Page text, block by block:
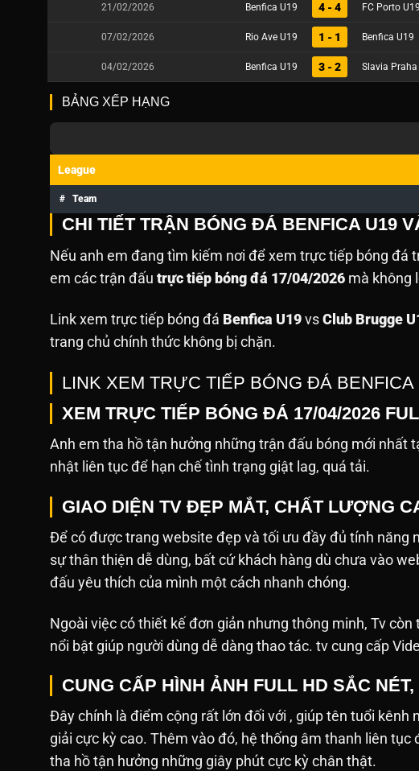
21/02/2026 Benfica U19 4 - 4 FC Porto U19
07/02/2026 Rio Ave U19 1 - 1 Benfica U19
04/02/2026 Benfica U19 3 - 2 Slavia Praha
BẢNG XẾP HẠNG
League
# Team
CHI TIẾT TRẬN BÓNG ĐÁ BENFICA U19
Nếu anh em đang tìm kiếm nơi để xem trực tiếp bóng đá
em các trận đấu trực tiếp bóng đá 17/04/2026 mà không
Link xem trực tiếp bóng đá Benfica U19 vs Club Brugge
trang chủ chính thức không bị chặn.
LINK XEM TRỰC TIẾP BÓNG ĐÁ
XEM TRỰC TIẾP BÓNG ĐÁ 17/04/2026
Anh em tha hồ tận hưởng những trận đấu bóng mới nhất
nhật liên tục để hạn chế tình trạng giật lag, quá tải.
GIAO DIỆN TV ĐẸP MẮT, CHẤT LƯỢNG
Để có được trang website đẹp và tối ưu đầy đủ tính năng
sự thân thiện dễ dùng, bất cứ khách hàng dù chưa vào
đấu yêu thích của mình một cách nhanh chóng.
Ngoài việc có thiết kế đơn giản nhưng thông minh, Tv
nổi bật giúp người dùng dễ dàng thao tác. tv cung cấp
CUNG CẤP HÌNH ẢNH FULL HD SẮC
Đây chính là điểm cộng rất lớn đối với , giúp tên tuổi kênh
giải cực kỳ cao. Thêm vào đó, hệ thống âm thanh liên
tha hồ tận hưởng những giây phút cực kỳ chân thật.